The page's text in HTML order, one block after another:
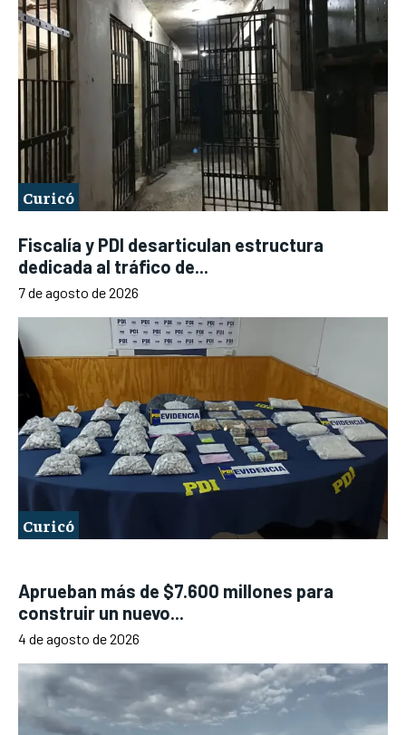
Curicó
Fiscalía y PDI desarticulan estructura
dedicada al tráfico de...
7 de agosto de 2026
Curicó
Aprueban más de $7.600 millones para
construir un nuevo...
4 de agosto de 2026